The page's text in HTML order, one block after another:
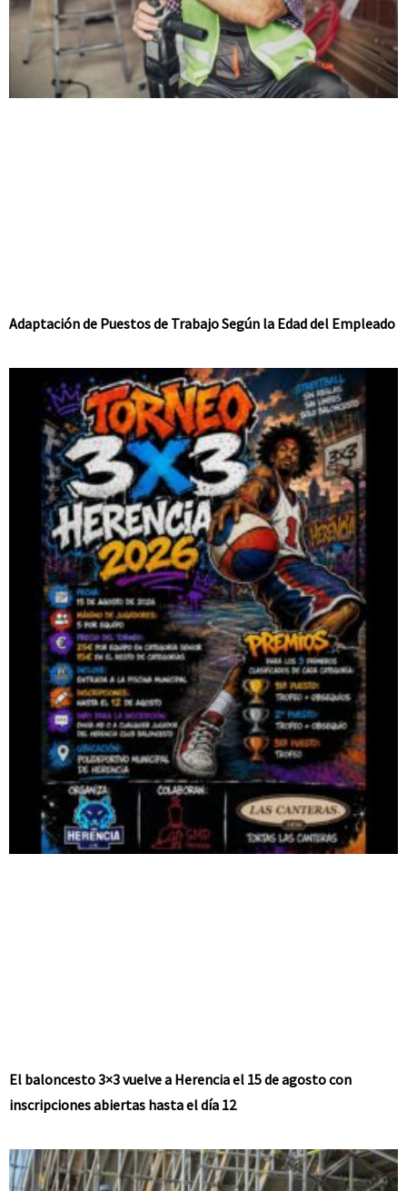
Adaptación de Puestos de Trabajo Según la Edad del Empleado
El baloncesto 3×3 vuelve a Herencia el 15 de agosto con
inscripciones abiertas hasta el día 12